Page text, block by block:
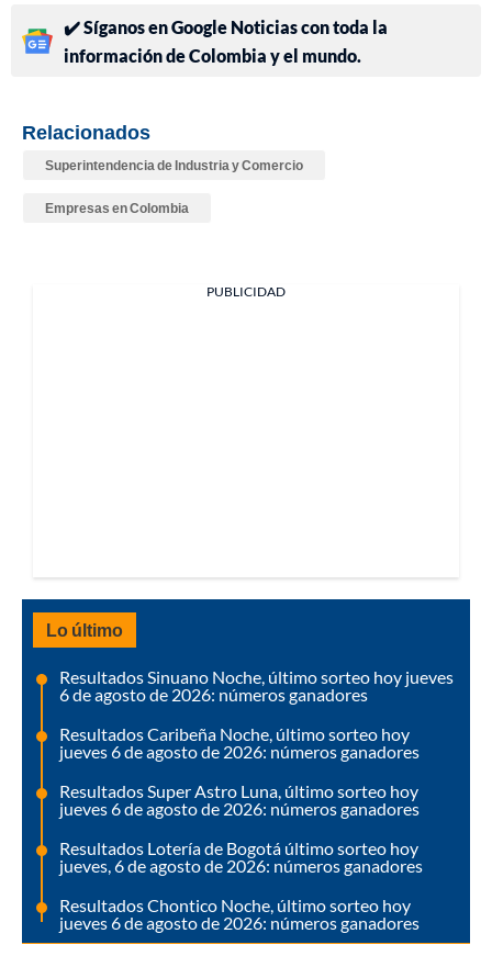
✔️ Síganos en Google Noticias con toda la
información de Colombia y el mundo.
Relacionados
Superintendencia de Industria y Comercio
Empresas en Colombia
PUBLICIDAD
Lo último
Resultados Sinuano Noche, último sorteo hoy jueves
6 de agosto de 2026: números ganadores
Resultados Caribeña Noche, último sorteo hoy
jueves 6 de agosto de 2026: números ganadores
Resultados Super Astro Luna, último sorteo hoy
jueves 6 de agosto de 2026: números ganadores
Resultados Lotería de Bogotá último sorteo hoy
jueves, 6 de agosto de 2026: números ganadores
Resultados Chontico Noche, último sorteo hoy
jueves 6 de agosto de 2026: números ganadores